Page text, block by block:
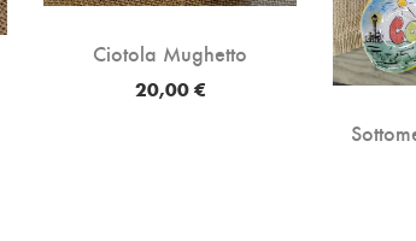
Ciotola Mughetto
20,00 €